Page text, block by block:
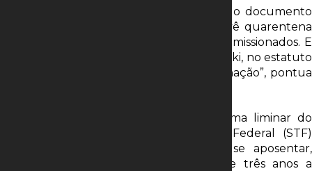
“O estatuto social da companhia, que é o documento
base que regulamenta a empresa, prevê quarentena
de 36 meses para pessoas com cargos comissionados. E
apesar da decisão do ministro Lewandowski, no estatuto
da companhia permanece essa determinação”, pontua
A menção do advogado se refere a uma liminar do
então ministro do Supremo Tribunal Federal (STF)
Ricardo Lewandowski, que, prestes a se aposentar,
decidiu pela queda da quarentena de três anos a